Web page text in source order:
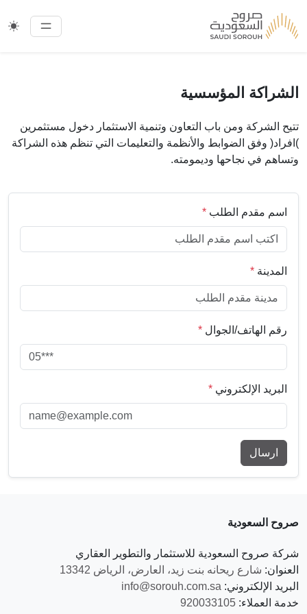
الشراكة المؤسسية
تتيح الشركة ومن باب التعاون وتنمية الاستثمار دخول مستثمرين
)افراد( وفق الضوابط والأنظمة والتعليمات التي تنظم هذه الشراكة
وتساهم في نجاحها وديمومته.
اسم مقدم الطلب *
المدينة *
رقم الهاتف/الجوال *
البريد الإلكتروني *
صروح السعودية
شركة صروح السعودية للاستثمار والتطوير العقاري
العنوان: شارع ريحانه بنت زيد، العارض، الرياض 13342
البريد الإلكتروني: info@sorouh.com.sa
خدمة العملاء: 920033105